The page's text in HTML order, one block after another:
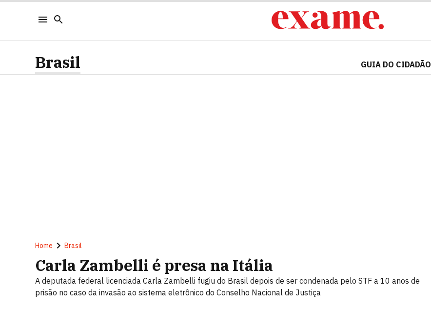
Brasil GUIA DO CIDADÃO
Home Brasil
Carla Zambelli é presa na Itália
A deputada federal licenciada Carla Zambelli fugiu do Brasil depois de ser condenada pelo STF a 10 anos de
prisão no caso da invasão ao sistema eletrônico do Conselho Nacional de Justiça